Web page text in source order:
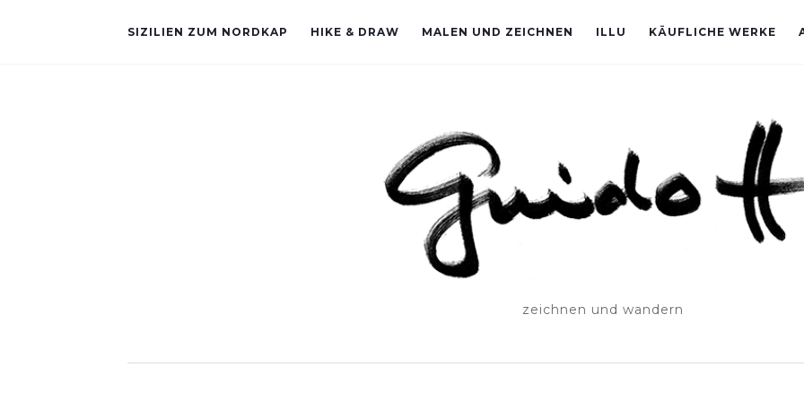
SIZILIEN ZUM NORDKAP HIKE & DRAW MALEN UND ZEICHNEN ILLU KÄUFLICHE WERKE
zeichnen und wandern